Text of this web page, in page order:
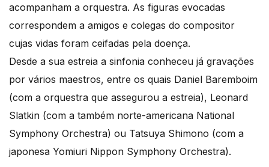
acompanham a orquestra. As figuras evocadas
correspondem a amigos e colegas do compositor
cujas vidas foram ceifadas pela doença.
Desde a sua estreia a sinfonia conheceu já gravações
por vários maestros, entre os quais Daniel Baremboim
(com a orquestra que assegurou a estreia), Leonard
Slatkin (com a também norte-americana National
Symphony Orchestra) ou Tatsuya Shimono (com a
japonesa Yomiuri Nippon Symphony Orchestra).